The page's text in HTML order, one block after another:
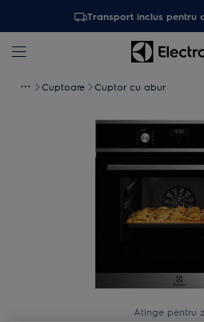
Transport inclus pentru
Cuptoare Cuptor cu abur
Atinge pentru